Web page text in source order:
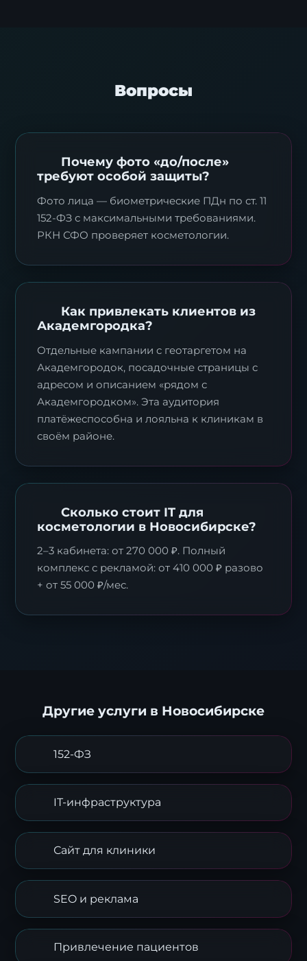
Вопросы
Почему фото «до/после»
требуют особой защиты?
Фото лица — биометрические ПДн по ст. 11
152-ФЗ с максимальными требованиями.
РКН СФО проверяет косметологии.
Как привлекать клиентов из
Академгородка?
Отдельные кампании с геотаргетом на
Академгородок, посадочные страницы с
адресом и описанием «рядом с
Академгородком». Эта аудитория
платёжеспособна и лояльна к клиникам в
своём районе.
Сколько стоит IT для
косметологии в Новосибирске?
2–3 кабинета: от 270 000 ₽. Полный
комплекс с рекламой: от 410 000 ₽ разово
+ от 55 000 ₽/мес.
Другие услуги в Новосибирске
152-ФЗ
IT-инфраструктура
Сайт для клиники
SEO и реклама
Привлечение пациентов
Заявка на стратегию
цифровизации
Оставьте контакты, и наш эксперт свяжется с
вами для подготовки индивидуального плана
трансформации.